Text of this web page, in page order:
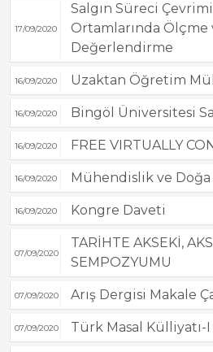
17/09/2020
Salgın Süreci
Ortamlarında Ölçme
Değerlendirme
16/09/2020 Uzaktan Öğretim
16/09/2020 Bingöl Üniversitesi
16/09/2020 FREE VIRTUALLY
16/09/2020 Mühendislik ve
16/09/2020 Kongre Daveti
07/09/2020
TARİHTE AKSEKİ,
SEMPOZYUMU
07/09/2020 Arış Dergisi Makale
07/09/2020 Türk Masal Külliyatı-